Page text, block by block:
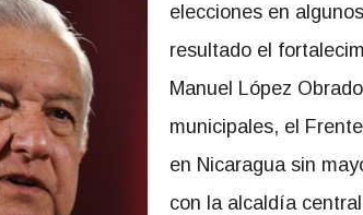
elecciones en
resultado el
Manuel López
municipales, el
en Nicaragua sin
con la alcaldía